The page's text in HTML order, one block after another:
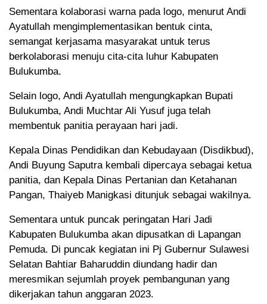
Sementara kolaborasi warna pada logo, menurut Andi
Ayatullah mengimplementasikan bentuk cinta,
semangat kerjasama masyarakat untuk terus
berkolaborasi menuju cita-cita luhur Kabupaten
Bulukumba.
Selain logo, Andi Ayatullah mengungkapkan Bupati
Bulukumba, Andi Muchtar Ali Yusuf juga telah
membentuk panitia perayaan hari jadi.
Kepala Dinas Pendidikan dan Kebudayaan (Disdikbud),
Andi Buyung Saputra kembali dipercaya sebagai ketua
panitia, dan Kepala Dinas Pertanian dan Ketahanan
Pangan, Thaiyeb Manigkasi ditunjuk sebagai wakilnya.
Sementara untuk puncak peringatan Hari Jadi
Kabupaten Bulukumba akan dipusatkan di Lapangan
Pemuda. Di puncak kegiatan ini Pj Gubernur Sulawesi
Selatan Bahtiar Baharuddin diundang hadir dan
meresmikan sejumlah proyek pembangunan yang
dikerjakan tahun anggaran 2023.